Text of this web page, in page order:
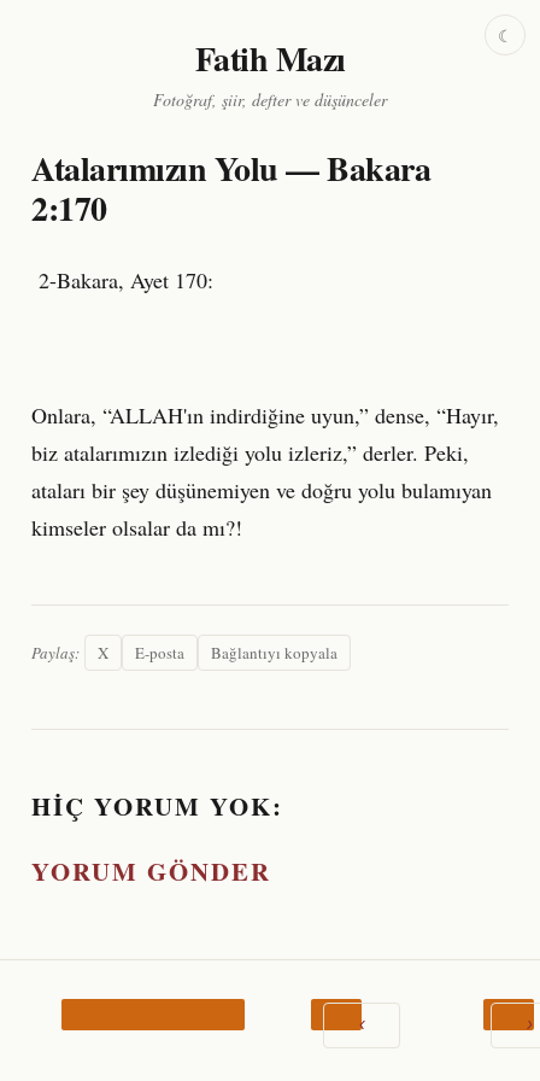
Fatih Mazı
Fotoğraf, şiir, defter ve düşünceler
Atalarımızın Yolu — Bakara
2:170
2-Bakara, Ayet 170:
Onlara, “ALLAH'ın indirdiğine uyun,” dense, “Hayır,
biz atalarımızın izlediği yolu izleriz,” derler. Peki,
ataları bir şey düşünemiyen ve doğru yolu bulamıyan
kimseler olsalar da mı?!
Paylaş: X E-posta Bağlantıyı kopyala
HIÇ YORUM YOK:
YORUM GÖNDER
‹ ›
☾